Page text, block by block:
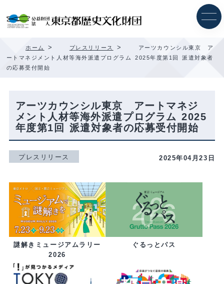
ホーム > プレスリリース >
アーツカウンシル東京 ア
ートマネジメント人材等海外派遣プログラム 2025年度第1回 派遣対象者
の応募受付開始
アーツカウンシル東京 アートマネジ
メント人材等海外派遣プログラム 2025
年度第1回 派遣対象者の応募受付開始
プレスリリース 2025年04月23日
謎解きミュージアムラリー
2026
ぐるっとパス